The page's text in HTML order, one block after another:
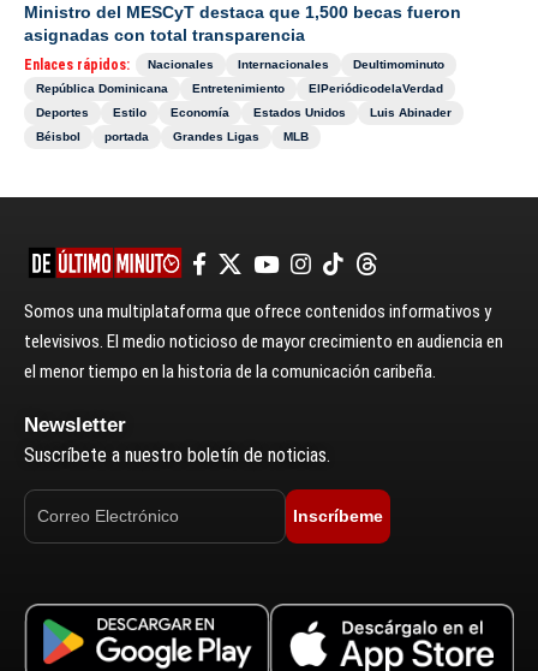
Ministro del MESCyT destaca que 1,500 becas fueron
asignadas con total transparencia
Enlaces rápidos: Nacionales Internacionales
Deultimominuto
República Dominicana
Entretenimiento
ElPeriódicodelaVerdad
Deportes
Estilo Economía Estados Unidos
Luis Abinader
Béisbol
portada Grandes Ligas MLB
Somos una multiplataforma que ofrece contenidos informativos y
televisivos. El medio noticioso de mayor crecimiento en audiencia en
el menor tiempo en la historia de la comunicación caribeña.
Newsletter
Suscríbete a nuestro boletín de noticias.
Inscríbeme